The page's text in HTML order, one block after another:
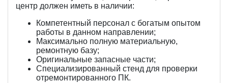
центр должен иметь в наличии:
Компетентный персонал с богатым опытом
работы в данном направлении;
Максимально полную материальную,
ремонтную базу;
Оригинальные запасные части;
Специализированный стенд для проверки
отремонтированного ПК.